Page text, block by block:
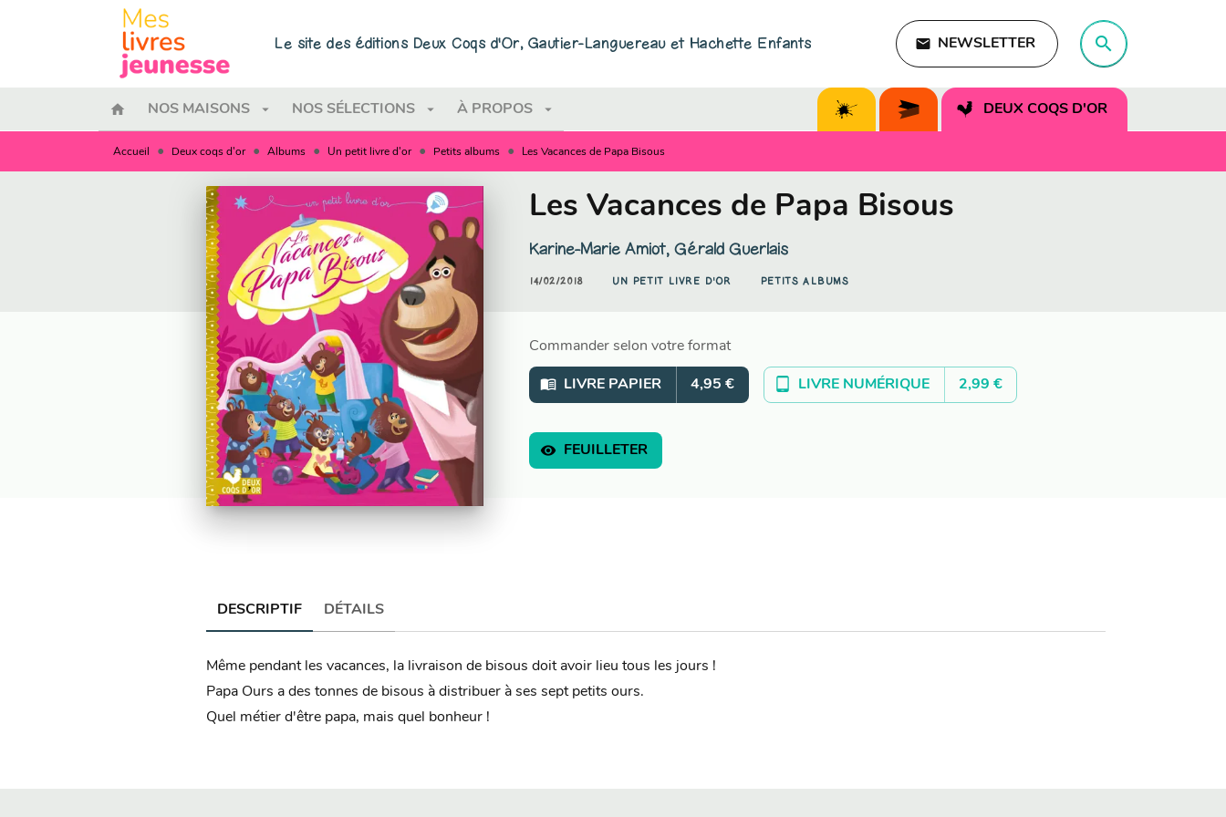
MENU
Le site des éditions Deux Coqs d'Or, Gautier-Languereau et Hachette Enfants email NEWSLETTER search
home NOS MAISONS arrow_drop_down NOS SÉLECTIONS arrow_drop_down À PROPOS arrow_drop_down DEUX COQS D'OR
search
Accueil • Deux coqs d'or • Albums • Un petit livre d'or • Petits albums • Les Vacances de Papa Bisous
Les Vacances de Papa Bisous
Karine-Marie Amiot,Gérald Guerlais
14/02/2018 UN PETIT LIVRE D'OR PETITS ALBUMS
Commander selon votre format
menu_book LIVRE PAPIER 4,95 € tablet_android LIVRE NUMÉRIQUE 2,99 €
visibility FEUILLETER
DESCRIPTIF DÉTAILS
Même pendant les vacances, la livraison de bisous doit avoir lieu tous les jours !
Papa Ours a des tonnes de bisous à distribuer à ses sept petits ours.
Quel métier d'être papa, mais quel bonheur !